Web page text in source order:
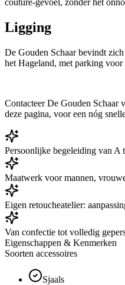
couture-gevoel, zonder het
Ligging
De Gouden Schaar bevindt
het Hageland, met parking voor
Contacteer De Gouden Schaar
deze pagina, voor een nóg
Persoonlijke begeleiding van A
Maatwerk voor mannen,
Eigen retoucheatelier:
Van confectie tot volledig
Eigenschappen & Kenmerken
Soorten accessoires
Sjaals